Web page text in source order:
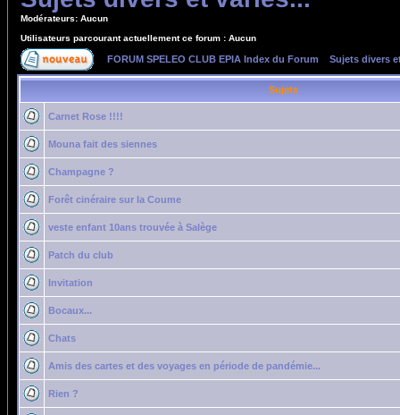
Modérateurs: Aucun
Utilisateurs parcourant actuellement ce forum : Aucun
FORUM SPELEO CLUB EPIA Index du Forum Sujets divers
Sujets
Carnet Rose !!!!
Mouna fait des siennes
Champagne ?
Forêt cinéraire sur la Coume
veste enfant 10ans trouvée à Salège
Patch du club
Invitation
Bocaux...
Chats
Amis des cartes et des voyages en période de pandémie...
Rien ?